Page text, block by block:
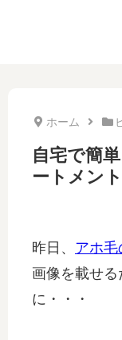
ホーム
自宅で簡
ートメン
昨日、 アホ毛
画像を載せる
に・・・